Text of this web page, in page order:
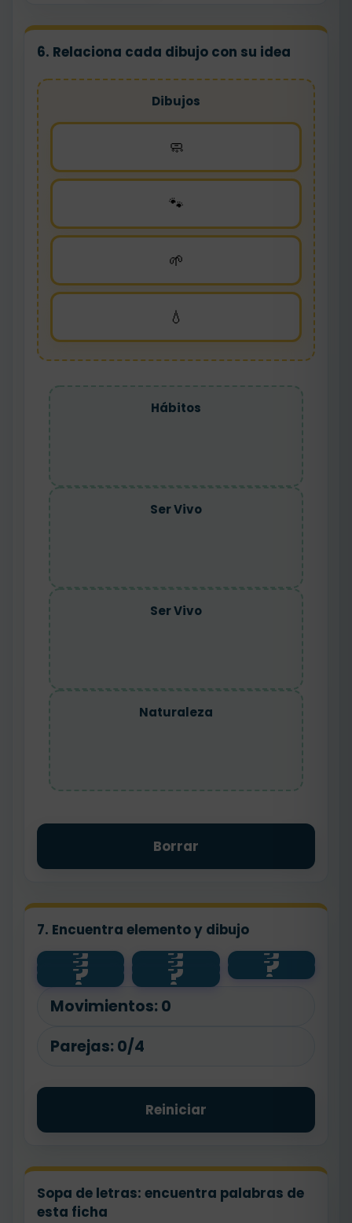
6. Relaciona cada dibujo con su idea
Dibujos
🧼
🐾
🌱
💧
Hábitos
Ser Vivo
Ser Vivo
Naturaleza
Borrar
7. Encuentra elemento y dibujo
?
salud ?
💧 ?
planta
?
🌱 ?
agua ?
🧼
?
🐾 ?
animal
Movimientos: 0
Parejas: 0/4
Reiniciar
Sopa de letras: encuentra palabras de
esta ficha